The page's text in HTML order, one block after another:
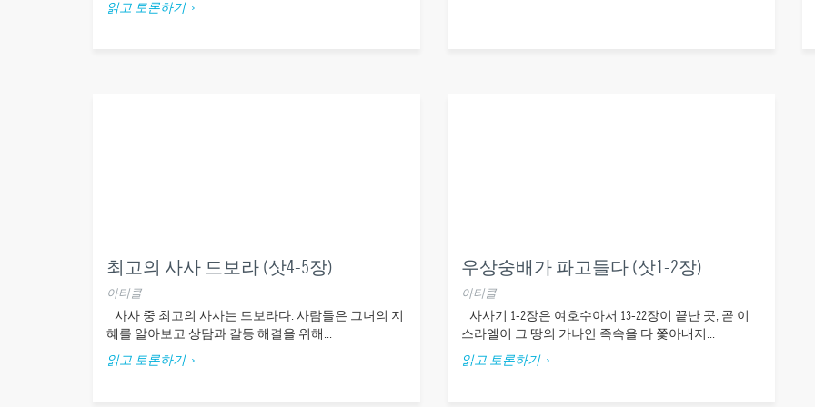
읽고 토론하기
최고의 사사 드보라 (삿4-5장)
아티클
사사 중 최고의 사사는 드보라다. 사람들은 그녀의 지
혜를 알아보고 상담과 갈등 해결을 위해...
읽고 토론하기
우상숭배가 파고들다 (삿1-2장)
아티클
사사기 1-2장은 여호수아서 13-22장이 끝난 곳, 곧 이
스라엘이 그 땅의 가나안 족속을 다 쫓아내지...
읽고 토론하기